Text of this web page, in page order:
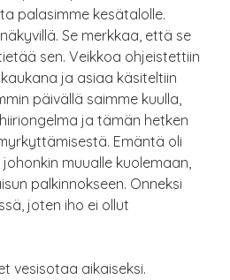
palasimme kesätalolle.
Se merkkaa, että se
sen. Veikkoa ohjeistettiin
ja asiaa käsiteltiin
päivällä saimme kuulla,
ja tämän hetken
Emäntä oli
muualle kuolemaan,
palkinnokseen. Onneksi
joten iho ei ollut
vesisotaa aikaiseksi.